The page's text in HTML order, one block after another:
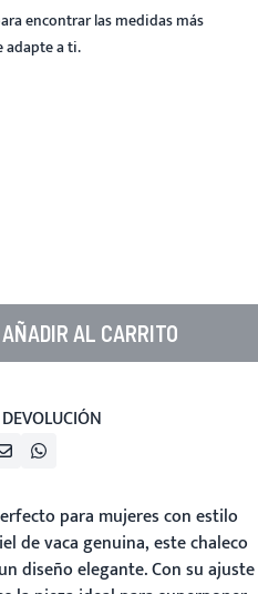
encontrar las medidas más
adapte a ti.
AÑADIR AL CARRITO
para mujeres con estilo
de vaca genuina, este chaleco
diseño elegante. Con su ajuste